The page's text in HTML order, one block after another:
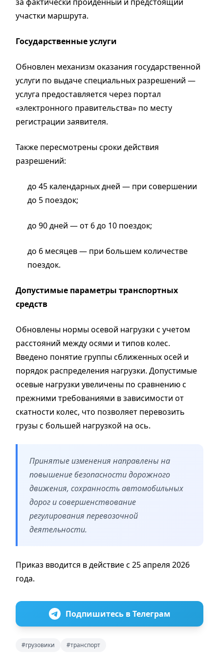
участки маршрута.
Государственные услуги
Обновлен механизм оказания государственной
услуги по выдаче специальных разрешений —
услуга предоставляется через портал
«электронного правительства» по месту
регистрации заявителя.
Также пересмотрены сроки действия
разрешений:
до 45 календарных дней — при совершении
до 5 поездок;
до 90 дней — от 6 до 10 поездок;
до 6 месяцев — при большем количестве
поездок.
Допустимые параметры транспортных
средств
Обновлены нормы осевой нагрузки с учетом
расстояний между осями и типов колес.
Введено понятие группы сближенных осей и
порядок распределения нагрузки. Допустимые
осевые нагрузки увеличены по сравнению с
прежними требованиями в зависимости от
скатности колес, что позволяет перевозить
грузы с большей нагрузкой на ось.
Принятые изменения направлены на
повышение безопасности дорожного
движения, сохранность автомобильных
дорог и совершенствование
регулирования перевозочной
деятельности.
Приказ вводится в действие с 25 апреля 2026
года.
Подпишитесь в Телеграм
#грузовики #транспорт